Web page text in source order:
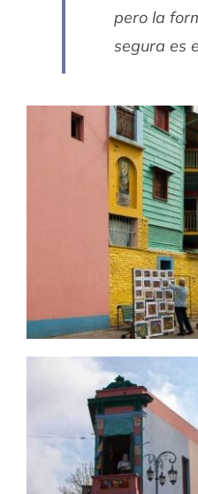
pero la
segura es